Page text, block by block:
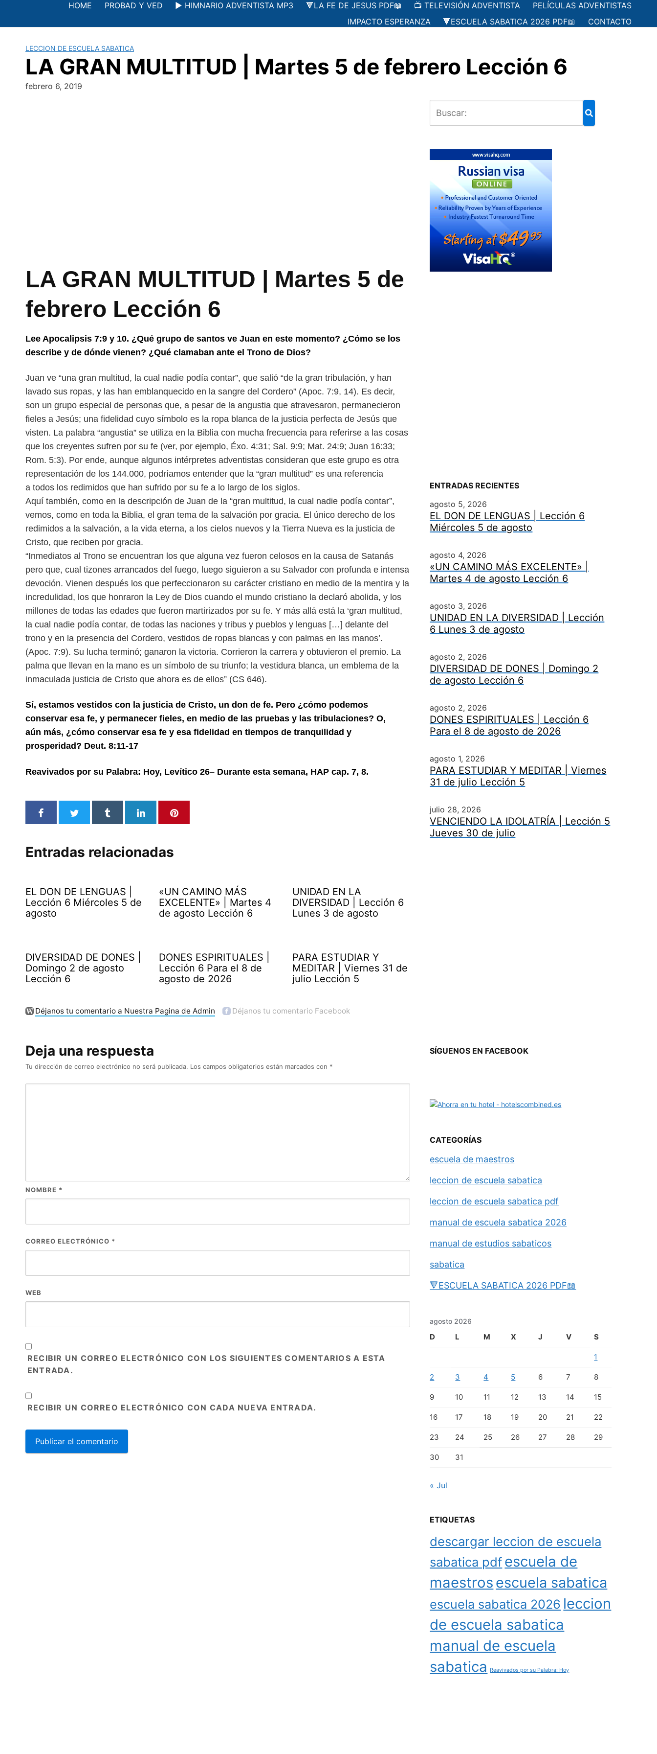
contenido
HOME PROBAD Y VED ▶️ HIMNARIO ADVENTISTA MP3 🔻LA FE DE JESUS PDF📖 📺 TELEVISIÓN ADVENTISTA
PELÍCULAS ADVENTISTAS
IMPACTO ESPERANZA
🔻ESCUELA SABATICA 2026 PDF📖 CONTACTO
LECCION DE ESCUELA SABATICA
LA GRAN MULTITUD | Martes 5 de febrero Lección 6
febrero 6, 2019
LA GRAN MULTITUD | Martes 5 de
febrero Lección 6
Lee Apocalipsis 7:9 y 10. ¿Qué grupo de santos ve Juan en este momento? ¿Cómo se los
describe y de dónde vienen? ¿Qué clamaban ante el Trono de Dios?
Juan ve “una gran multitud, la cual nadie podía contar”, que salió “de la gran tribulación, y han
lavado sus ropas, y las han emblanquecido en la sangre del Cordero” (Apoc. 7:9, 14). Es decir,
son un grupo especial de personas que, a pesar de la angustia que atravesaron, permanecieron
fieles a Jesús; una fidelidad cuyo símbolo es la ropa blanca de la justicia perfecta de Jesús que
visten. La palabra “angustia” se utiliza en la Biblia con mucha frecuencia para referirse a las cosas
que los creyentes sufren por su fe (ver, por ejemplo, Éxo. 4:31; Sal. 9:9; Mat. 24:9; Juan 16:33;
Rom. 5:3). Por ende, aunque algunos intérpretes adventistas consideran que este grupo es otra
representación de los 144.000, podríamos entender que la “gran multitud” es una referencia
a todos los redimidos que han sufrido por su fe a lo largo de los siglos.
Aquí también, como en la descripción de Juan de la “gran multitud, la cual nadie podía contar”,
vemos, como en toda la Biblia, el gran tema de la salvación por gracia. El único derecho de los
redimidos a la salvación, a la vida eterna, a los cielos nuevos y la Tierra Nueva es la justicia de
Cristo, que reciben por gracia.
“Inmediatos al Trono se encuentran los que alguna vez fueron celosos en la causa de Satanás
pero que, cual tizones arrancados del fuego, luego siguieron a su Salvador con profunda e intensa
devoción. Vienen después los que perfeccionaron su carácter cristiano en medio de la mentira y la
incredulidad, los que honraron la Ley de Dios cuando el mundo cristiano la declaró abolida, y los
millones de todas las edades que fueron martirizados por su fe. Y más allá está la ‘gran multitud,
la cual nadie podía contar, de todas las naciones y tribus y pueblos y lenguas […] delante del
trono y en la presencia del Cordero, vestidos de ropas blancas y con palmas en las manos’.
(Apoc. 7:9). Su lucha terminó; ganaron la victoria. Corrieron la carrera y obtuvieron el premio. La
palma que llevan en la mano es un símbolo de su triunfo; la vestidura blanca, un emblema de la
inmaculada justicia de Cristo que ahora es de ellos” (CS 646).
Sí, estamos vestidos con la justicia de Cristo, un don de fe. Pero ¿cómo podemos
conservar esa fe, y permanecer fieles, en medio de las pruebas y las tribulaciones? O,
aún más, ¿cómo conservar esa fe y esa fidelidad en tiempos de tranquilidad y
prosperidad? Deut. 8:11-17
Reavivados por su Palabra: Hoy, Levítico 26– Durante esta semana, HAP cap. 7, 8.
Entradas relacionadas
EL DON DE LENGUAS |
Lección 6 Miércoles 5 de
agosto
«UN CAMINO MÁS
EXCELENTE» | Martes 4
de agosto Lección 6
UNIDAD EN LA
DIVERSIDAD | Lección 6
Lunes 3 de agosto
DIVERSIDAD DE DONES |
Domingo 2 de agosto
Lección 6
DONES ESPIRITUALES |
Lección 6 Para el 8 de
agosto de 2026
PARA ESTUDIAR Y
MEDITAR | Viernes 31 de
julio Lección 5
Déjanos tu comentario a Nuestra Pagina de Admin Déjanos tu comentario Facebook
Deja una respuesta
Tu dirección de correo electrónico no será publicada. Los campos obligatorios están marcados con *
NOMBRE *
CORREO ELECTRÓNICO *
WEB
RECIBIR UN CORREO ELECTRÓNICO CON LOS SIGUIENTES COMENTARIOS A ESTA
ENTRADA.
RECIBIR UN CORREO ELECTRÓNICO CON CADA NUEVA ENTRADA.
ENTRADAS RECIENTES
agosto 5, 2026
EL DON DE LENGUAS | Lección 6
Miércoles 5 de agosto
agosto 4, 2026
«UN CAMINO MÁS EXCELENTE» |
Martes 4 de agosto Lección 6
agosto 3, 2026
UNIDAD EN LA DIVERSIDAD | Lección
6 Lunes 3 de agosto
agosto 2, 2026
DIVERSIDAD DE DONES | Domingo 2
de agosto Lección 6
agosto 2, 2026
DONES ESPIRITUALES | Lección 6
Para el 8 de agosto de 2026
agosto 1, 2026
PARA ESTUDIAR Y MEDITAR | Viernes
31 de julio Lección 5
julio 28, 2026
VENCIENDO LA IDOLATRÍA | Lección 5
Jueves 30 de julio
SÍGUENOS EN FACEBOOK
CATEGORÍAS
escuela de maestros
leccion de escuela sabatica
leccion de escuela sabatica pdf
manual de escuela sabatica 2026
manual de estudios sabaticos
sabatica
🔻ESCUELA SABATICA 2026 PDF📖
agosto 2026
D L M X J V S
1
2 3 4 5 6 7 8
9 10 11 12 13 14 15
16 17 18 19 20 21 22
23 24 25 26 27 28 29
30 31
« Jul
ETIQUETAS
descargar leccion de escuela
sabatica pdfescuela de
maestros escuela sabatica
escuela sabatica 2026 leccion
de escuela sabatica
manual de escuela
sabatica
Reavivados por su Palabra: Hoy